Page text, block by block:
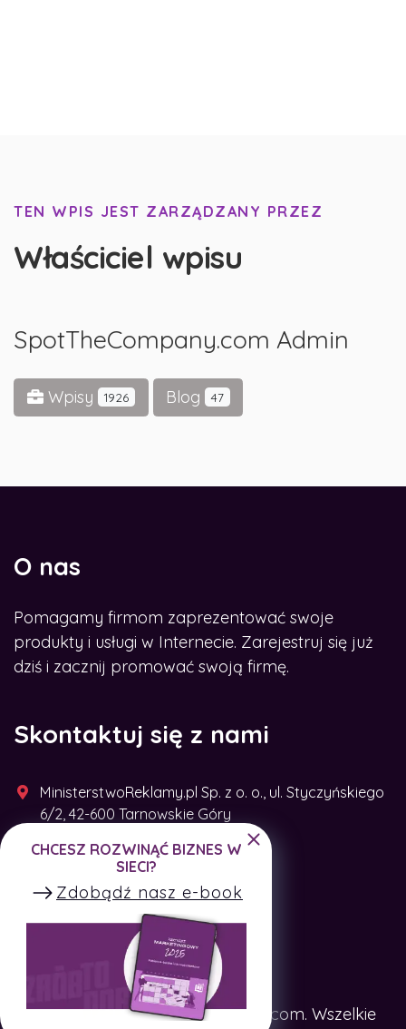
TEN WPIS JEST ZARZĄDZANY PRZEZ
Właściciel wpisu
SpotTheCompany.com Admin
Wpisy 1926 Blog 47
O nas
Pomagamy firmom zaprezentować swoje
produkty i usługi w Internecie. Zarejestruj się już
dziś i zacznij promować swoją firmę.
Skontaktuj się z nami
MinisterstwoReklamy.pl Sp. z o. o., ul. Styczyńskiego
6/2, 42-600 Tarnowskie Góry
+48 791 493 287
Copyright © SpotTheCompany.com. Wszelkie
CHCESZ ROZWINĄĆ BIZNES W
SIECI?
Zdobądź nasz e-book